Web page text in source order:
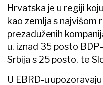
Hrvatska je u regiji
kao zemlja s najvišom
prezaduženih
u, iznad 35 posto
Srbija s 25 posto, te
U EBRD-u